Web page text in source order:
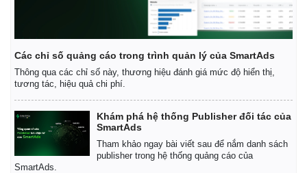
Bóng đá
Lịch thi đấu bóng đá
Thế giới thể thao
Hậu trường
Ô tô - Xe máy
Ô tô
Xe máy
Tư vấn
Các chỉ số quảng cáo trong trình quản lý của SmartAds
Thông qua các chỉ số này, thương hiệu đánh giá mức độ hiển thị,
tương tác, hiệu quả chi phí.
Khám phá hệ thống Publisher đối tác của
SmartAds
Tham khảo ngay bài viết sau để nắm danh sách
publisher trong hệ thống quảng cáo của
SmartAds.